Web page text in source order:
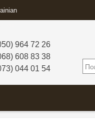
964 72 26
608 83 38
044 01 54